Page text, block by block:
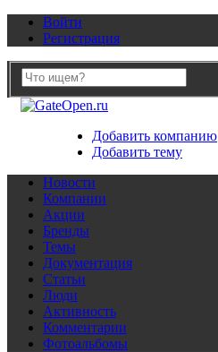
Войти
Регистрация
Добавить компанию
Добавить тему
Новости
Компании
Акции
Бренды
Темы
Документация
Статьи
Люди
Активность
Комментарии
Фотоальбомы